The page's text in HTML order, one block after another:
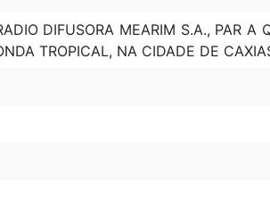
DIFUSORA MEARIM S.A., PAR A
TROPICAL, NA CIDADE DE